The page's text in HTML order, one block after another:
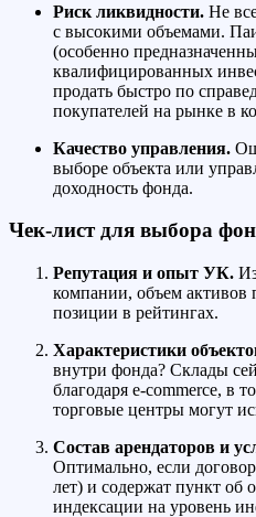
Риск ликвидности. Не
с высокими объемами.
(особенно
квалифицированных
продать быстро по
покупателей на рынке в
Качество управления.
выборе объекта или
доходность фонда.
Чек-лист для выбора
Репутация и опыт УК.
компании, объем активов
позиции в рейтингах.
Характеристики
внутри фонда? Склады
благодаря e-commerce, в
торговые центры могут
Состав арендаторов и
Оптимально, если
лет) и содержат пункт об
индексации на уровень